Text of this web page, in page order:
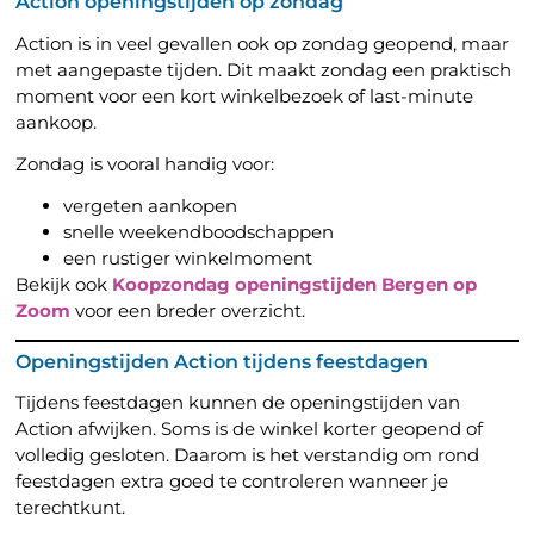
Action is in veel gevallen ook op zondag geopend, maar
met aangepaste tijden. Dit maakt zondag een praktisch
moment voor een kort winkelbezoek of last-minute
aankoop.
Zondag is vooral handig voor:
vergeten aankopen
snelle weekendboodschappen
een rustiger winkelmoment
Bekijk ook Koopzondag openingstijden Bergen op
Zoom voor een breder overzicht.
Openingstijden Action tijdens feestdagen
Tijdens feestdagen kunnen de openingstijden van
Action afwijken. Soms is de winkel korter geopend of
volledig gesloten. Daarom is het verstandig om rond
feestdagen extra goed te controleren wanneer je
terechtkunt.